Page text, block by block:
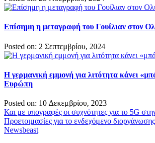
Επίσημη η μεταγραφή του Γουίλιαν στον
Posted on: 2 Σεπτεμβρίου, 2024
Η γερμανική εμμονή για λιτότητα κάνει
Ευρώπη
Posted on: 10 Δεκεμβρίου, 2023
Πλοήγηση
άρθρων
Και με υπογραφές οι συχνότητες για το 5G
Προετοιμασίες για το ενδεχόμενο
Newsbeast